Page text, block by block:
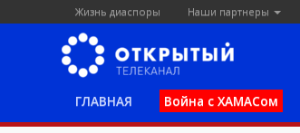
Жизнь диаспоры Наши партнеры
ГЛАВНАЯ Война с ХАМАСом